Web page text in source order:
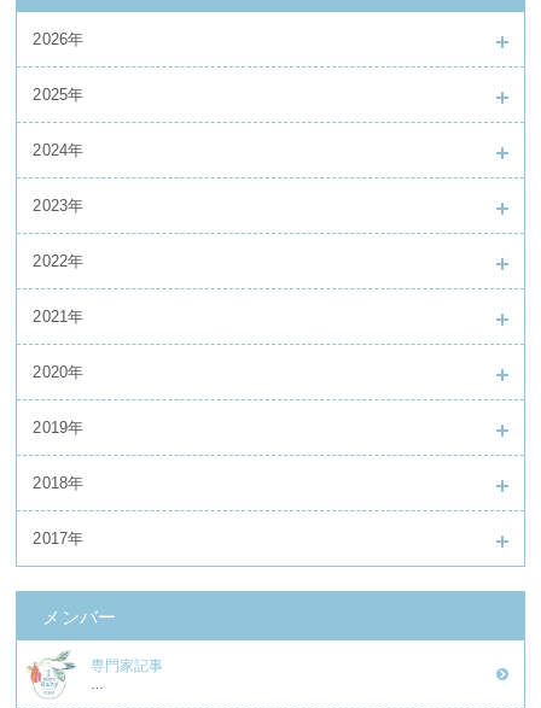
2026年
2025年
2024年
2023年
2022年
2021年
2020年
2019年
2018年
2017年
メンバー
専門家記事